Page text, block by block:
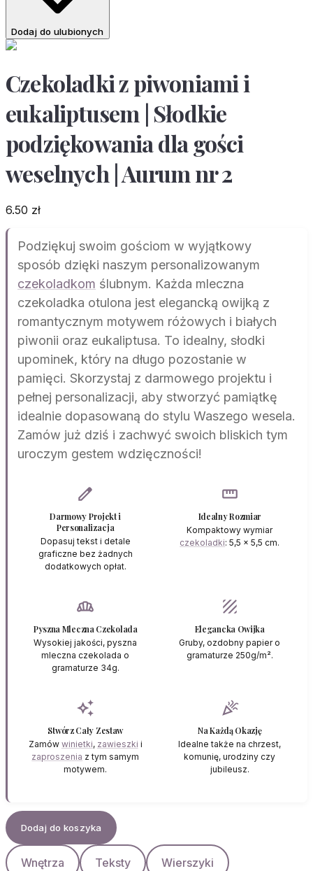
Dodaj do ulubionych
Czekoladki z piwoniami i
eukaliptusem | Słodkie
podziękowania dla gości
weselnych | Aurum nr 2
6.50 zł
Podziękuj swoim gościom w wyjątkowy
sposób dzięki naszym personalizowanym
czekoladkom ślubnym. Każda mleczna
czekoladka otulona jest elegancką owijką z
romantycznym motywem różowych i białych
piwonii oraz eukaliptusa. To idealny, słodki
upominek, który na długo pozostanie w
pamięci. Skorzystaj z darmowego projektu i
pełnej personalizacji, aby stworzyć pamiątkę
idealnie dopasowaną do stylu Waszego wesela.
Zamów już dziś i zachwyć swoich bliskich tym
uroczym gestem wdzięczności!
edit
Darmowy Projekt i
Personalizacja
Dopasuj tekst i detale
graficzne bez żadnych
dodatkowych opłat.
straighten
Idealny Rozmiar
Kompaktowy wymiar
czekoladki: 5,5 x 5,5 cm.
bakery_dining
Pyszna Mleczna Czekolada
Wysokiej jakości, pyszna
mleczna czekolada o
gramaturze 34g.
texture
Elegancka Owijka
Gruby, ozdobny papier o
gramaturze 250g/m².
auto_awesome
Stwórz Cały Zestaw
Zamów winietki, zawieszki i
zaproszenia z tym samym
motywem.
celebration
Na Każdą Okazję
Idealne także na chrzest,
komunię, urodziny czy
jubileusz.
Dodaj do koszyka
Wnętrza Teksty Wierszyki